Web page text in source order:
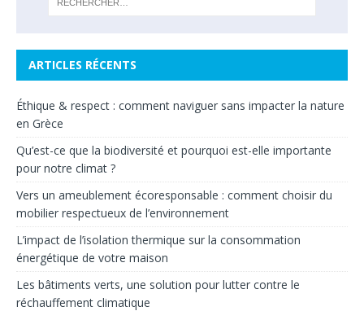
ARTICLES RÉCENTS
Éthique & respect : comment naviguer sans impacter la nature
en Grèce
Qu’est-ce que la biodiversité et pourquoi est-elle importante
pour notre climat ?
Vers un ameublement écoresponsable : comment choisir du
mobilier respectueux de l’environnement
L’impact de l’isolation thermique sur la consommation
énergétique de votre maison
Les bâtiments verts, une solution pour lutter contre le
réchauffement climatique